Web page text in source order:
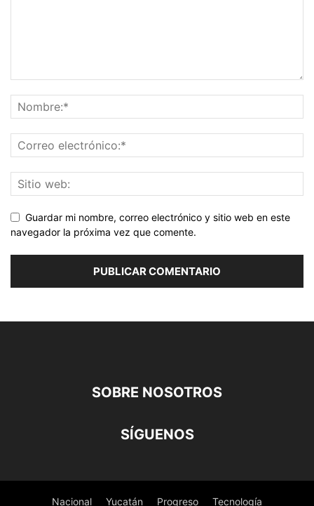
Guardar mi nombre, correo electrónico y sitio web en este
navegador la próxima vez que comente.
SOBRE NOSOTROS
SÍGUENOS
Nacional Yucatán Progreso Tecnología